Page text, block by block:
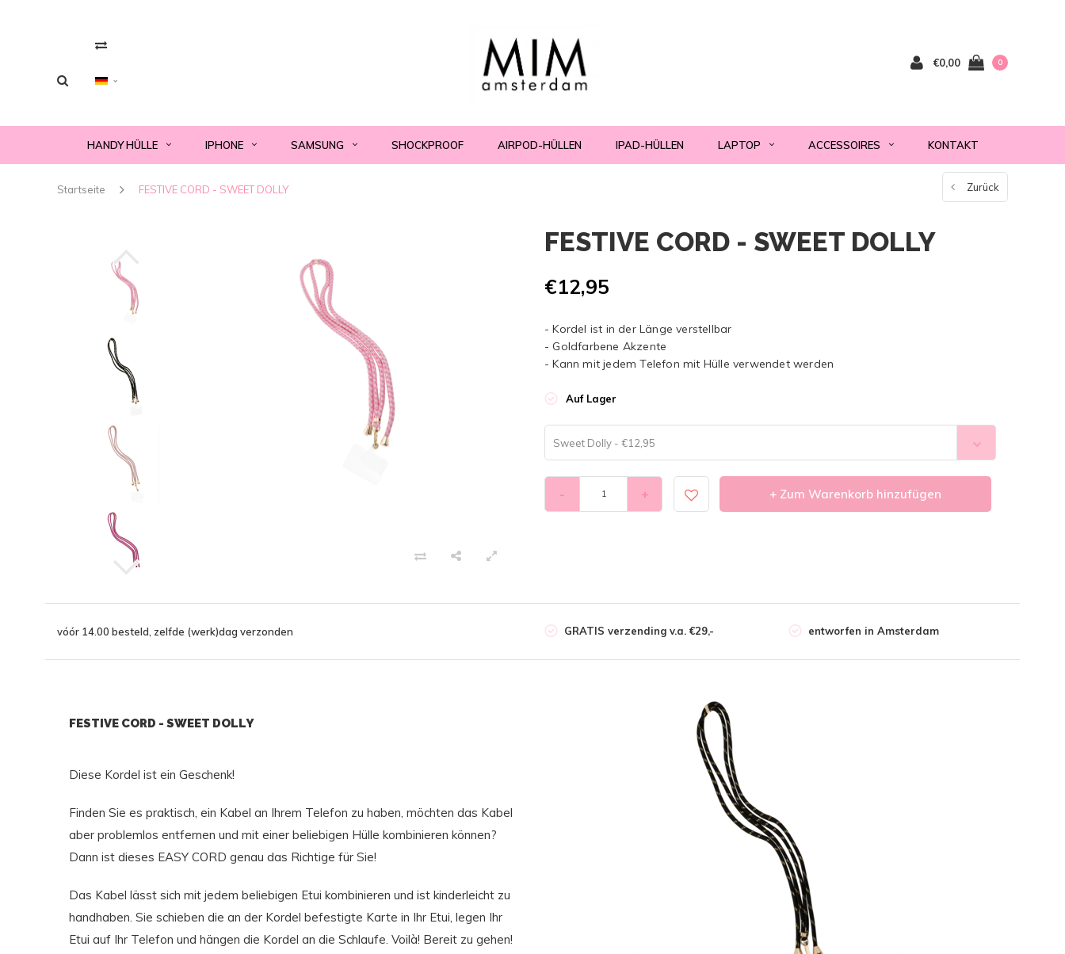
€0,00 0
HANDY HÜLLE IPHONE SAMSUNG SHOCKPROOF AIRPOD-HÜLLEN IPAD-HÜLLEN LAPTOP ACCESSOIRES KONTAKT
Startseite FESTIVE CORD - SWEET DOLLY Zurück
FESTIVE CORD - SWEET DOLLY
€12,95
- Kordel ist in der Länge verstellbar
- Goldfarbene Akzente
- Kann mit jedem Telefon mit Hülle verwendet werden
Auf Lager
Sweet Dolly - €12,95
- + + Zum Warenkorb hinzufügen
vóór 14.00 besteld, zelfde (werk)dag verzonden GRATIS verzending v.a. €29,- entworfen in Amsterdam
FESTIVE CORD - SWEET DOLLY
Diese Kordel ist ein Geschenk!
Finden Sie es praktisch, ein Kabel an Ihrem Telefon zu haben, möchten das Kabel
aber problemlos entfernen und mit einer beliebigen Hülle kombinieren können?
Dann ist dieses EASY CORD genau das Richtige für Sie!
Das Kabel lässt sich mit jedem beliebigen Etui kombinieren und ist kinderleicht zu
handhaben. Sie schieben die an der Kordel befestigte Karte in Ihr Etui, legen Ihr
Etui auf Ihr Telefon und hängen die Kordel an die Schlaufe. Voilà! Bereit zu gehen!